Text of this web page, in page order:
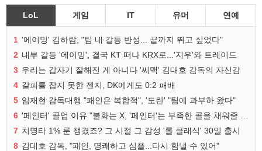
LoL 게임 IT 유머 연예
1 '에이밍' 김하람, "팀 내 갈등 반성... 끝까지 뛰고 싶었다"
2 내부 갈등 '에이밍', 결국 KT 떠나 KRX로...'지우'와 트레이드
3 우리는 갑자기 잘해진 게 아니다 '씨맥' 김대호 감독의 자신감
4 갈피를 잡지 못한 젠지, DK에게도 0:2 패배
5 임재현 감독대행 "패인은 복합적", '도란' "팀에 과부하 왔다"
6
7 치명타 1% 룬 챙겼죠? 그 시절 그 감성 '롤 클래식' 30일 출시
8 김대호 감독, "패인, 명쾌하고 심플...다시 힘낼 수 있어"